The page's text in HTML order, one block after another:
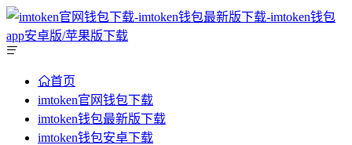
首页
imtoken官网钱包下载
imtoken钱包最新版下载
imtoken钱包安卓下载